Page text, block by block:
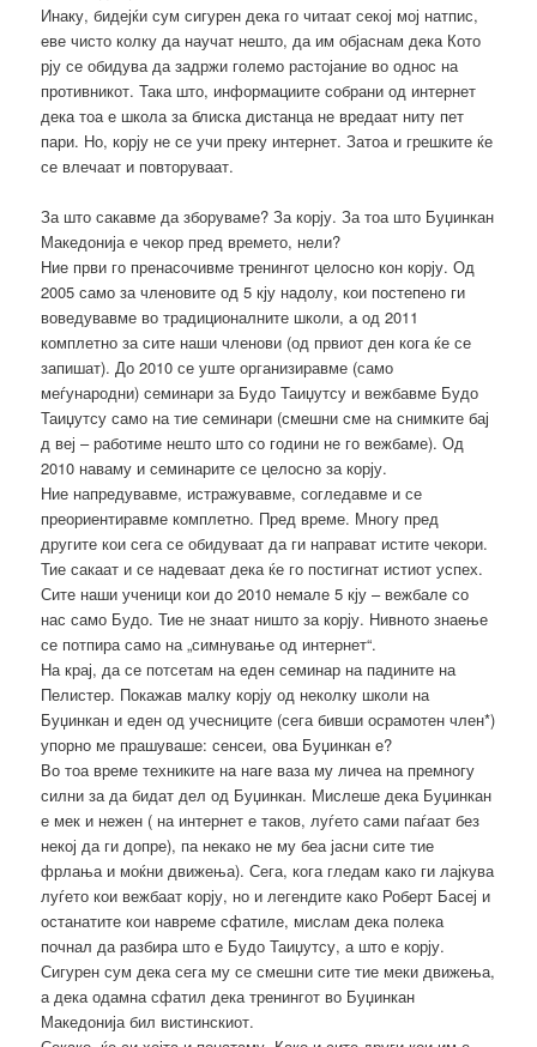
Инаку, бидејќи сум сигурен дека го читаат секој мој натпис,
еве чисто колку да научат нешто, да им објаснам дека Кото
рју се обидува да задржи големо растојание во однос на
противникот. Така што, информациите собрани од интернет
дека тоа е школа за блиска дистанца не вредаат ниту пет
пари. Но, корју не се учи преку интернет. Затоа и грешките ќе
се влечаат и повторуваат.
За што сакавме да зборуваме? За корју. За тоа што Буџинкан
Македонија е чекор пред времето, нели?
Ние први го пренасочивме тренингот целосно кон корју. Од
2005 само за членовите од 5 кју надолу, кои постепено ги
воведувавме во традиционалните школи, а од 2011
комплетно за сите наши членови (од првиот ден кога ќе се
запишат). До 2010 се уште организиравме (само
меѓународни) семинари за Будо Таиџутсу и вежбавме Будо
Таиџутсу само на тие семинари (смешни сме на снимките бај
д веј – работиме нешто што со години не го вежбаме). Од
2010 наваму и семинарите се целосно за корју.
Ние напредувавме, истражувавме, согледавме и се
преориентиравме комплетно. Пред време. Многу пред
другите кои сега се обидуваат да ги направат истите чекори.
Тие сакаат и се надеваат дека ќе го постигнат истиот успех.
Сите наши ученици кои до 2010 немале 5 кју – вежбале со
нас само Будо. Тие не знаат ништо за корју. Нивното знаење
се потпира само на „симнување од интернет“.
На крај, да се потсетам на еден семинар на падините на
Пелистер. Покажав малку корју од неколку школи на
Буџинкан и еден од учесниците (сега бивши осрамотен член*)
упорно ме прашуваше: сенсеи, ова Буџинкан е?
Во тоа време техниките на наге ваза му личеа на премногу
силни за да бидат дел од Буџинкан. Мислеше дека Буџинкан
е мек и нежен ( на интернет е таков, луѓето сами паѓаат без
некој да ги допре), па некако не му беа јасни сите тие
фрлања и моќни движења). Сега, кога гледам како ги лајкува
луѓето кои вежбаат корју, но и легендите како Роберт Басеј и
останатите кои навреме сфатиле, мислам дека полека
почнал да разбира што е Будо Таиџутсу, а што е корју.
Сигурен сум дека сега му се смешни сите тие меки движења,
а дека одамна сфатил дека тренингот во Буџинкан
Македонија бил вистинскиот.